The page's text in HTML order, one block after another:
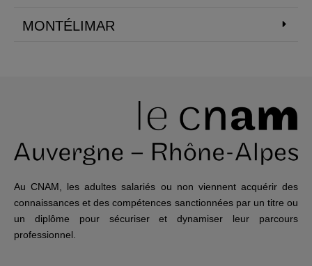
MONTÉLIMAR
Au CNAM, les adultes salariés ou non viennent acquérir des
connaissances et des compétences sanctionnées par un titre ou
un diplôme pour sécuriser et dynamiser leur parcours
professionnel.